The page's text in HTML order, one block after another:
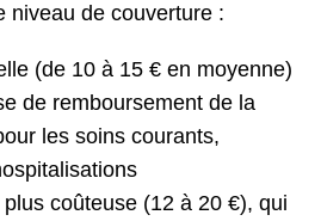
niveau de couverture :
(de 10 à 15 € en moyenne)
de remboursement de la
les soins courants,
coûteuse (12 à 20 €), qui